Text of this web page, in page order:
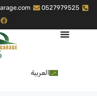
0527979525
العربية